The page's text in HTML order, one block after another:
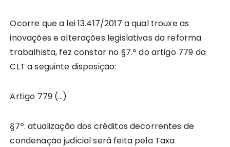
Ocorre que a lei 13.417/2017 a qual trouxe as
inovações e alterações legislativas da reforma
trabalhista, fez constar no §7.º do artigo 779 da
CLT a seguinte disposição:
Artigo 779 (…)
§7º. atualização dos créditos decorrentes de
condenação judicial será feita pela Taxa